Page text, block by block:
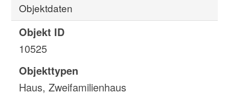
Objektdaten
Objekt ID
10525
Objekttypen
Haus, Zweifamilienhaus